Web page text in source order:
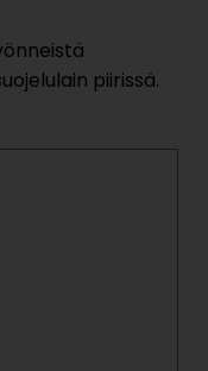
piirissä.